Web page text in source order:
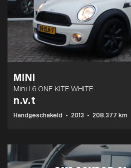
MINI
Mini 1.6 ONE KITE WHITE
n.v.t
Handgeschakeld - 2013 - 208.377 km